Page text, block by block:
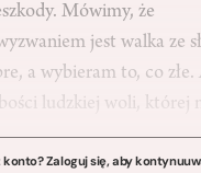
Mówimy, że
jest walka ze
a wybieram to, co złe.
ludzkiej woli, której
konto? Zaloguj się, aby